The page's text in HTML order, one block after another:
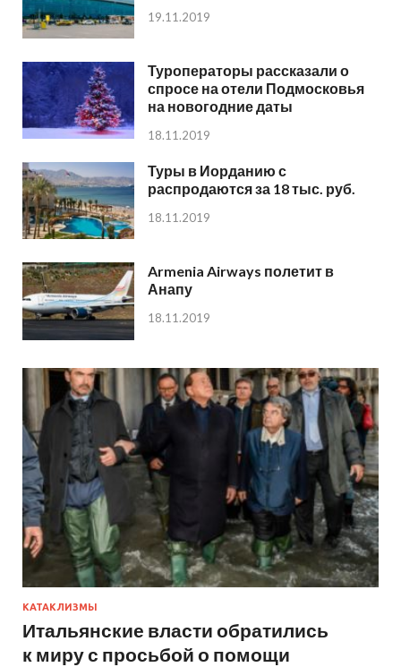
19.11.2019
Туроператоры рассказали о
спросе на отели Подмосковья
на новогодние даты
18.11.2019
Туры в Иорданию с
распродаются за 18 тыс. руб.
18.11.2019
Armenia Airways полетит в
Анапу
18.11.2019
КАТАКЛИЗМЫ
Итальянские власти обратились
к миру с просьбой о помощи